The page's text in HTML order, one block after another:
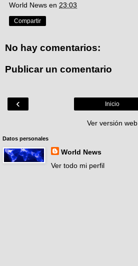
World News en 23:03
Compartir
No hay comentarios:
Publicar un comentario
‹ Inicio
Ver versión web
Datos personales
World News
Ver todo mi perfil